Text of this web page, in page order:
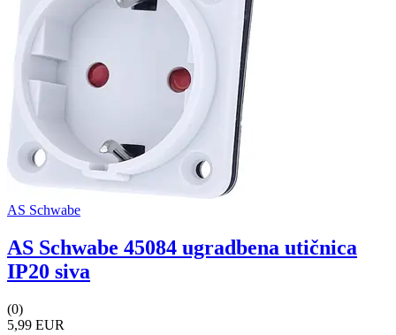
AS Schwabe
AS Schwabe 45084 ugradbena utičnica
IP20 siva
(0)
5,99 EUR